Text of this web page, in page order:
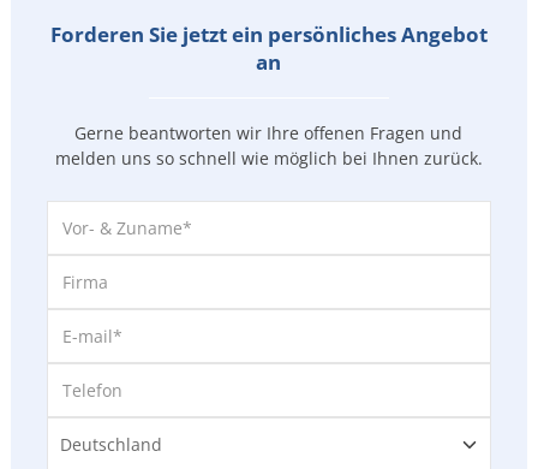
Forderen Sie jetzt ein persönliches Angebot
an
Gerne beantworten wir Ihre offenen Fragen und
melden uns so schnell wie möglich bei Ihnen zurück.